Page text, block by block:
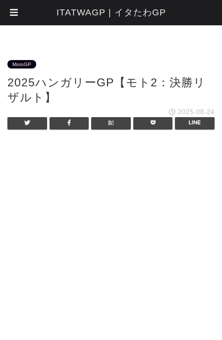
MotoGP
2025ハンガリーGP【モト2：決勝リ
ザルト】
2025-08-24
ITATWAGP | イタたわGP